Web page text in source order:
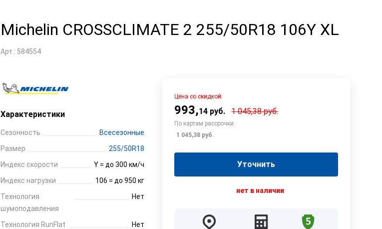
Michelin CROSSCLIMATE 2 255/50R18 106Y XL
Арт.: 584554
Характеристики
Сезонность
Всесезонные
Размер
255/50R18
Индекс скорости
Y = до 300 км/ч
Индекс нагрузки
106 = до 950 кг
Технология
шумоподавления
Нет
Технология RunFlat
Нет
Цена со скидкой:
993,14 руб. 1 045,38руб.
По картам рассрочки:
1 045,38 руб.
Уточнить
нет в наличии